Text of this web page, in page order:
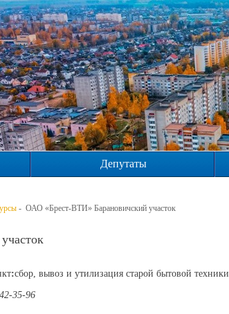
Депутаты
- ОАО «Брест-ВТИ» Барановичский участок
:сбор, вывоз и утилизация старой бытовой техники
35-96